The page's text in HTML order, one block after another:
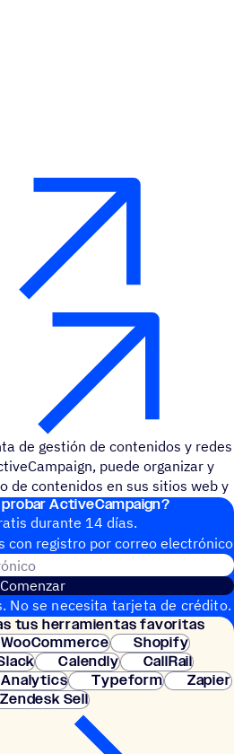
de gestión de contenidos y redes
puede organizar y
de contenidos en sus sitios web y
probar ActiveCampaign?
durante 14 días.
con regis­tro por correo electrónico
Dirección de correo electrónico
Comenzar
No se necesita tarjeta de crédito.
instantánea.
tus herramientas favoritas
WooCommerce
Shopify
Calendly
CallRail
Typeform
Zapier
Zendesk Sell